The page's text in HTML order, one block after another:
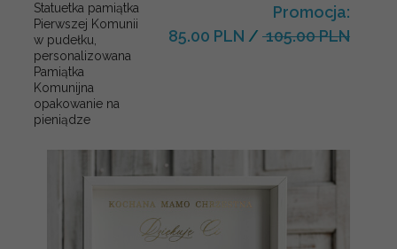
Statuetka pamiątka
Pierwszej Komunii
w pudełku,
personalizowana
Pamiątka
Komunijna
opakowanie na
pieniądze
Promocja:
85.00 PLN / 105.00 PLN